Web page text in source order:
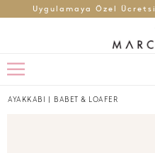
Uygulamaya Özel
AYAKKABI | BABET & LOAFER